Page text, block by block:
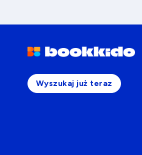
Wyszukaj już teraz